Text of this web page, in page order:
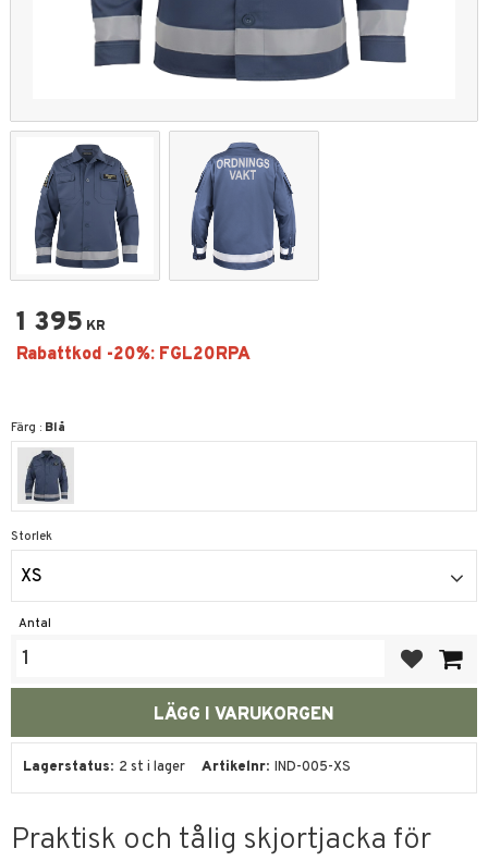
1 395 KR
Färg : Blå
Storlek
XS
Antal
Lagerstatus 2 st i lager Artikelnr IND-005-XS
Praktisk och tålig skjortjacka för